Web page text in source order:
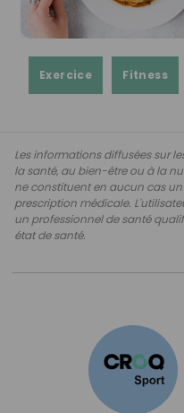
Exercice Fitness
Les informations diffusées sur
la santé, au bien-être ou à la
ne constituent en aucun cas
prescription médicale.
un professionnel de santé
état de santé.